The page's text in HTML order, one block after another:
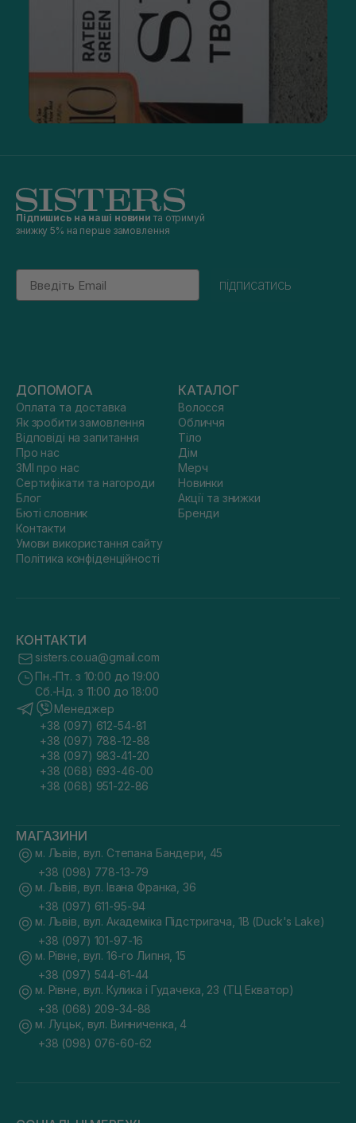
Підпишись на наші новини та отримуй
знижку 5% на перше замовлення
Email
підписатись
ДОПОМОГА
Оплата та доставка
Як зробити замовлення
Відповіді на запитання
Про нас
ЗМІ про нас
Сертифікати та нагороди
Блог
Бюті словник
Контакти
Умови використання сайту
Політика конфіденційності
КАТАЛОГ
Волосся
Обличчя
Тіло
Дім
Мерч
Новинки
Акції та знижки
Бренди
КОНТАКТИ
sisters.co.ua@gmail.com
Пн.-Пт. з 10:00 до 19:00
Сб.-Нд. з 11:00 до 18:00
Менеджер
+38 (097) 612-54-81
+38 (097) 788-12-88
+38 (097) 983-41-20
+38 (068) 693-46-00
+38 (068) 951-22-86
МАГАЗИНИ
м. Львів, вул. Степана Бандери, 45
+38 (098) 778-13-79
м. Львів, вул. Івана Франка, 36
+38 (097) 611-95-94
м. Львів, вул. Академіка Підстригача, 1В (Duck's Lake)
+38 (097) 101-97-16
м. Рівне, вул. 16-го Липня, 15
+38 (097) 544-61-44
м. Рівне, вул. Кулика і Гудачека, 23 (ТЦ Екватор)
+38 (068) 209-34-88
м. Луцьк, вул. Винниченка, 4
+38 (098) 076-60-62